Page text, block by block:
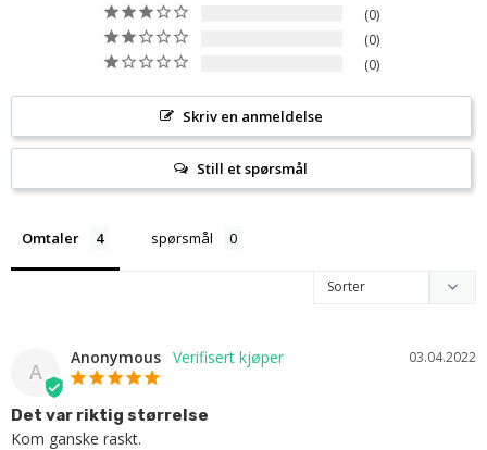
0
0
0
Skriv en anmeldelse
Still et spørsmål
Omtaler spørsmål
A
03.04.2022
Anonymous
Det var riktig størrelse
Kom ganske raskt.